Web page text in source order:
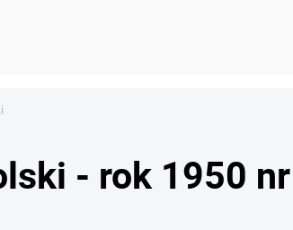
- rok 1950